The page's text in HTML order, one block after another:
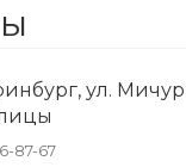
ул.
87-67